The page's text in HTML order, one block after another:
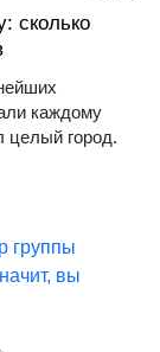
сколько
каждому
целый город.